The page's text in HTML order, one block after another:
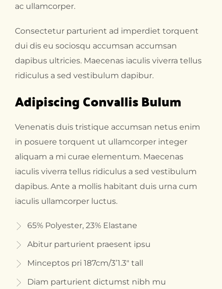
ac ullamcorper.
Consectetur parturient ad imperdiet torquent
dui dis eu sociosqu accumsan accumsan
dapibus ultricies. Maecenas iaculis viverra tellus
ridiculus a sed vestibulum dapibur.
Adipiscing Convallis Bulum
Venenatis duis tristique accumsan netus enim
in posuere torquent ut ullamcorper integer
aliquam a mi curae elementum. Maecenas
iaculis viverra tellus ridiculus a sed vestibulum
dapibus. Ante a mollis habitant duis urna cum
iaculis ullamcorper luctus.
65% Polyester, 23% Elastane
Abitur parturient praesent ipsu
Minceptos pri 187cm/3’1.3″ tall
Diam parturient dictumst nibh mu